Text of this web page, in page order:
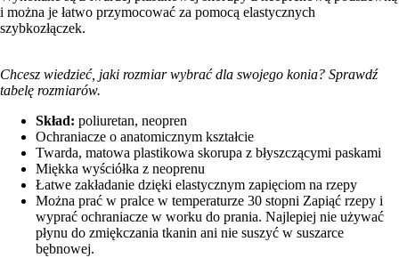
i można je łatwo przymocować za pomocą elastycznych
szybkozłączek.
Chcesz wiedzieć, jaki rozmiar wybrać dla swojego konia? Sprawdź
tabelę rozmiarów.
Skład: poliuretan, neopren
Ochraniacze o anatomicznym kształcie
Twarda, matowa plastikowa skorupa z błyszczącymi paskami
Miękka wyściółka z neoprenu
Łatwe zakładanie dzięki elastycznym zapięciom na rzepy
Można prać w pralce w temperaturze 30 stopni Zapiąć rzepy i
wyprać ochraniacze w worku do prania. Najlepiej nie używać
płynu do zmiękczania tkanin ani nie suszyć w suszarce
bębnowej.